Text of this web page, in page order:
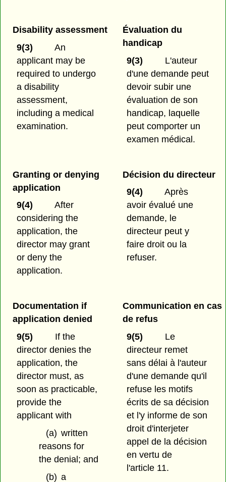
Disability assessment
9(3)
An
applicant may be
required to undergo
a disability
assessment,
including a medical
examination.
Évaluation du
handicap
9(3)
L'auteur
d'une demande peut
devoir subir une
évaluation de son
handicap, laquelle
peut comporter un
examen médical.
Granting or denying
application
9(4)
After
considering the
application, the
director may grant
or deny the
application.
Décision du directeur
9(4)
Après
avoir évalué une
demande, le
directeur peut y
faire droit ou la
refuser.
Documentation if
application denied
9(5)
If the
director denies the
application, the
director must, as
soon as practicable,
provide the
applicant with
(a) written
reasons for
the denial; and
(b) a
Communication en cas
de refus
9(5)
Le
directeur remet
sans délai à l'auteur
d'une demande qu'il
refuse les motifs
écrits de sa décision
et l'y informe de son
droit d'interjeter
appel de la décision
en vertu de
l'article 11.